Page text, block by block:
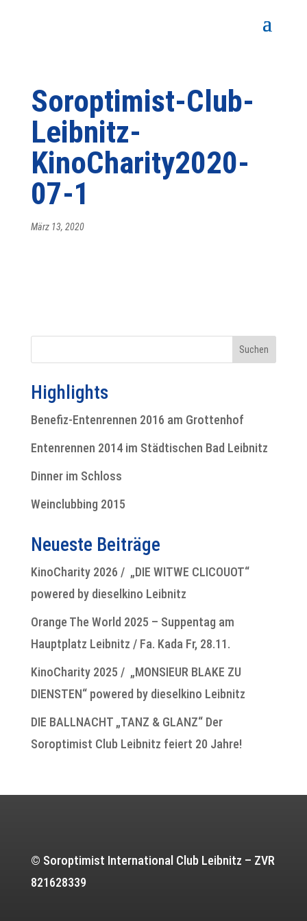
Soroptimist-Club-
Leibnitz-
KinoCharity2020-
07-1
März 13, 2020
Highlights
Benefiz-Entenrennen 2016 am Grottenhof
Entenrennen 2014 im Städtischen Bad Leibnitz
Dinner im Schloss
Weinclubbing 2015
Neueste Beiträge
KinoCharity 2026 / „DIE WITWE CLICOUOT“
powered by dieselkino Leibnitz
Orange The World 2025 – Suppentag am
Hauptplatz Leibnitz / Fa. Kada Fr, 28.11.
KinoCharity 2025 / „MONSIEUR BLAKE ZU
DIENSTEN“ powered by dieselkino Leibnitz
DIE BALLNACHT „TANZ & GLANZ“ Der
Soroptimist Club Leibnitz feiert 20 Jahre!
© Soroptimist International Club Leibnitz – ZVR
821628339